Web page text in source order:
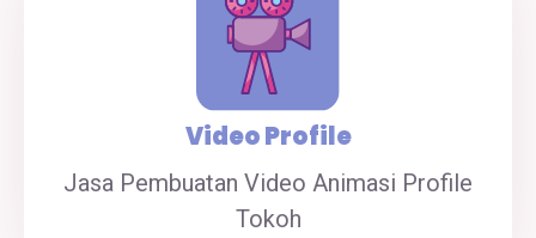
Video Profile
Jasa Pembuatan Video Animasi Profile
Tokoh